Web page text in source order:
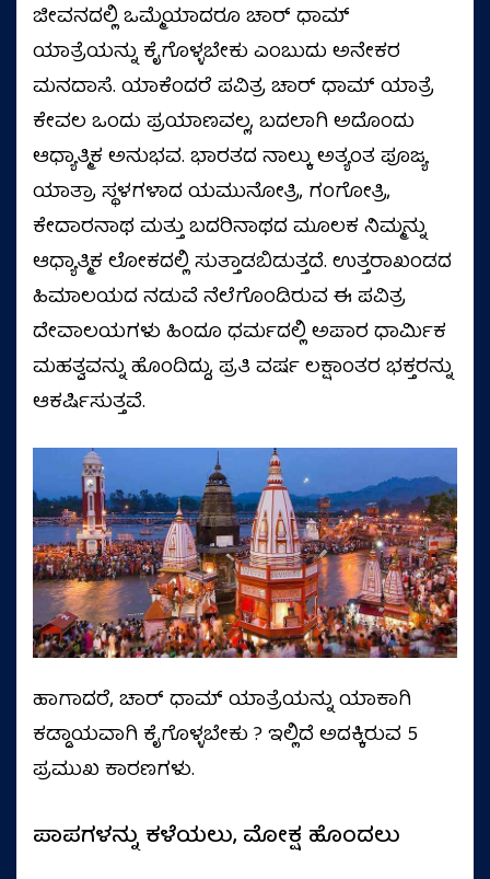
ಜೀವನದಲ್ಲಿ ಒಮ್ಮೆಯಾದರೂ ಚಾರ್ ಧಾಮ್
ಯಾತ್ರೆಯನ್ನು ಕೈಗೊಳ್ಳಬೇಕು ಎಂಬುದು ಅನೇಕರ
ಮನದಾಸೆ. ಯಾಕೆಂದರೆ ಪವಿತ್ರ ಚಾರ್ ಧಾಮ್ ಯಾತ್ರೆ
ಕೇವಲ ಒಂದು ಪ್ರಯಾಣವಲ್ಲ, ಬದಲಾಗಿ ಅದೊಂದು
ಆಧ್ಯಾತ್ಮಿಕ ಅನುಭವ. ಭಾರತದ ನಾಲ್ಕು ಅತ್ಯಂತ ಪೂಜ್ಯ
ಯಾತ್ರಾ ಸ್ಥಳಗಳಾದ ಯಮುನೋತ್ರಿ, ಗಂಗೋತ್ರಿ,
ಕೇದಾರನಾಥ ಮತ್ತು ಬದರಿನಾಥದ ಮೂಲಕ ನಿಮ್ಮನ್ನು
ಆಧ್ಯಾತ್ಮಿಕ ಲೋಕದಲ್ಲಿ ಸುತ್ತಾಡಬಿಡುತ್ತದೆ. ಉತ್ತರಾಖಂಡದ
ಹಿಮಾಲಯದ ನಡುವೆ ನೆಲೆಗೊಂಡಿರುವ ಈ ಪವಿತ್ರ
ದೇವಾಲಯಗಳು ಹಿಂದೂ ಧರ್ಮದಲ್ಲಿ ಅಪಾರ ಧಾರ್ಮಿಕ
ಮಹತ್ವವನ್ನು ಹೊಂದಿದ್ದು, ಪ್ರತಿ ವರ್ಷ ಲಕ್ಷಾಂತರ ಭಕ್ತರನ್ನು
ಆಕರ್ಷಿಸುತ್ತವೆ.
ಹಾಗಾದರೆ, ಚಾರ್ ಧಾಮ್ ಯಾತ್ರೆಯನ್ನು ಯಾಕಾಗಿ
ಕಡ್ಡಾಯವಾಗಿ ಕೈಗೊಳ್ಳಬೇಕು ? ಇಲ್ಲಿದೆ ಅದಕ್ಕಿರುವ 5
ಪ್ರಮುಖ ಕಾರಣಗಳು.
ಪಾಪಗಳನ್ನು ಕಳೆಯಲು, ಮೋಕ್ಷ ಹೊಂದಲು